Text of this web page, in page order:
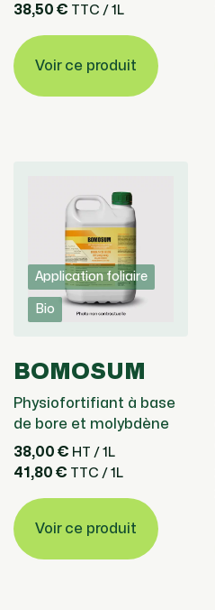
38,50 € TTC / 1L
Voir ce produit
Application foliaire
Bio
BOMOSUM
Physiofortifiant à base
de bore et molybdène
38,00 € HT / 1L
41,80 € TTC / 1L
Voir ce produit